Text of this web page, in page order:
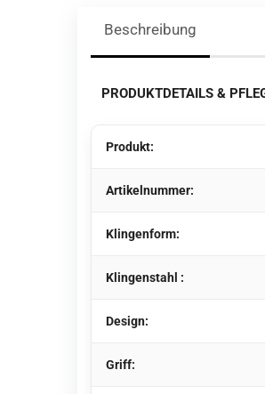
Beschreibung
PRODUKTDETAILS &
Produkt:
Artikelnummer:
Klingenform:
Klingenstahl :
Design:
Griff: